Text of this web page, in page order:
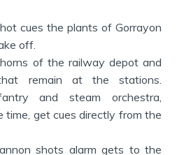
cues the plants of Gorrayon
off.
of the railway depot and
remain at the stations.
and steam orchestra,
time, get cues directly from the
shots alarm gets to the